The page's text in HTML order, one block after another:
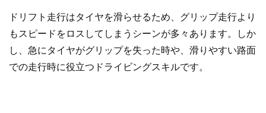
ドリフト走行はタイヤを滑らせるため、グリップ走行より
もスピードをロスしてしまうシーンが多々あります。しか
し、急にタイヤがグリップを失った時や、滑りやすい路面
での走行時に役立つドライビングスキルです。